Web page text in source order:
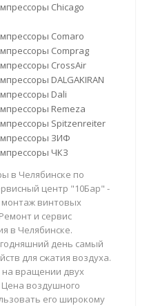
Chicago
Comaro
Comprag
CrossAir
DALGAKIRAN
Dali
Remeza
Spitzenreiter
ЗИФ
ЧКЗ
в Челябинске по
центр "10Бар" -
винтовых
и сервис
в Челябинске.
день самый
для сжатия воздуха.
вращении двух
воздушного
его широкому